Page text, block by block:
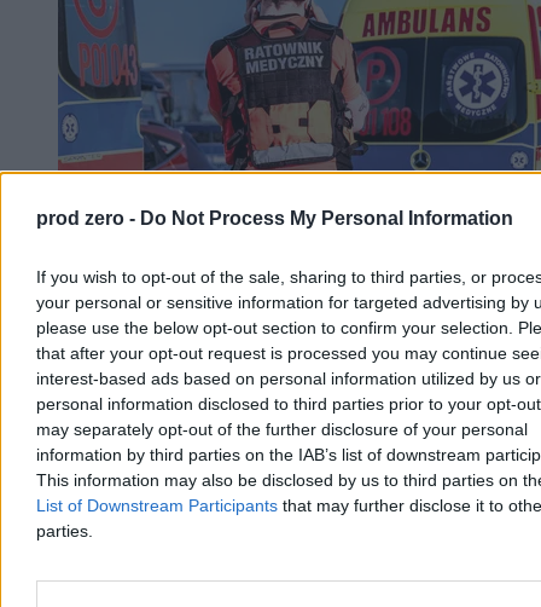
prod zero - Do Not Process My Personal Information
If you wish to opt-out of the sale, sharing to third parties, or
your personal or sensitive information for targeted advertising by
please use the below opt-out section to confirm your selection.
that after your opt-out request is processed you may continue
interest-based ads based on personal information utilized by us or
personal information disclosed to third parties prior to your opt-
may separately opt-out of the further disclosure of your personal
information by third parties on the IAB’s list of downstream
This information may also be disclosed by us to third parties on
List of Downstream Participants that may further disclose it to
parties.
Szczecinie. Udana reanimacja
W sobotę po godz. 14 w Szczecinie dwóch chłopców w wieku 9 i
11 lat wpadło do zbiornika przeciwpożarowego na terenie SP 18.
Wyciągnęli ich przypadkowi przechodnie, a strażacy i ratownicy
medyczni przywrócili obu chłopcom czynności życiowe. Policja
bada okoliczności zdarzenia pod nadzorem prokuratury.
Aleksandra Cieślik
Wczoraj 20:06
3 min
Kraj